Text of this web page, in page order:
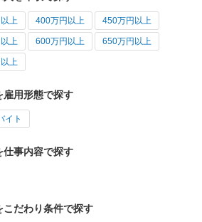
上 400万円以上 450万円以上
上 600万円以上 650万円以上
上
雇用形態で探す
イト
仕事内容で探す
だわり条件で探す